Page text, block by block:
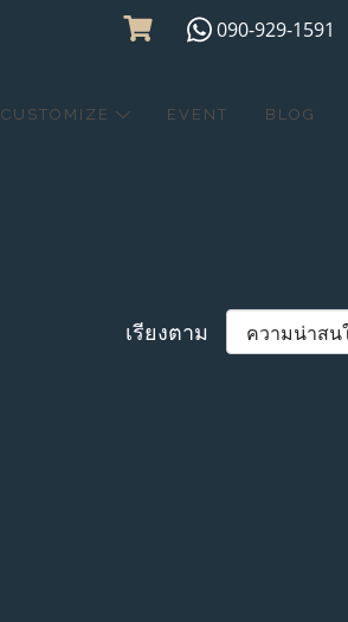
090-929-1591
CUSTOMIZE EVENT BLOG
เรียงตาม